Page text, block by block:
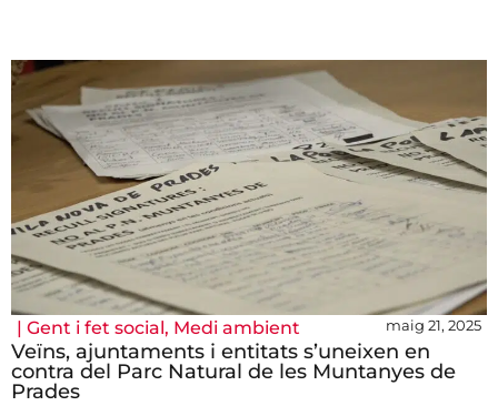
| Gent i fet social, Medi ambient maig 21, 2025
Veïns, ajuntaments i entitats s’uneixen en
contra del Parc Natural de les Muntanyes de
Prades